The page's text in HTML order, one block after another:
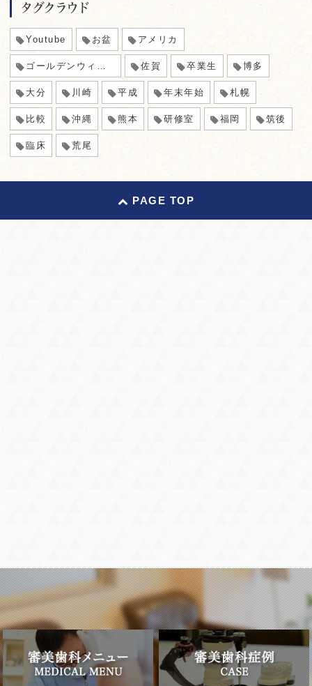
タグクラウド
Youtube お盆 アメリカ
ゴールデンウィーク 佐賀 卒業生 博多
大分 川崎 平成 年末年始 札幌
比較 沖縄 熊本 研修室 福岡 筑後
臨床 荒尾
PAGE TOP